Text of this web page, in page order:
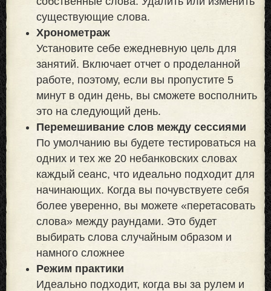
существующие слова.
Хронометраж
Установите себе ежедневную цель для
занятий. Включает отчет о проделанной
работе, поэтому, если вы пропустите 5
минут в один день, вы сможете восполнить
это на следующий день.
Перемешивание слов между сессиями
По умолчанию вы будете тестироваться на
одних и тех же 20 небанковских словах
каждый сеанс, что идеально подходит для
начинающих. Когда вы почувствуете себя
более уверенно, вы можете «перетасовать
слова» между раундами. Это будет
выбирать слова случайным образом и
намного сложнее
Режим практики
Идеально подходит, когда вы за рулем и